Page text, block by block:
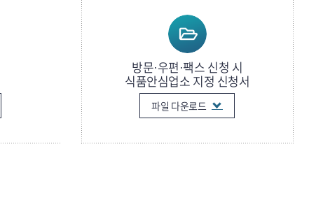
방문·우편·팩스 신청 시
식품안심업소 지정 신청서
파일 다운로드